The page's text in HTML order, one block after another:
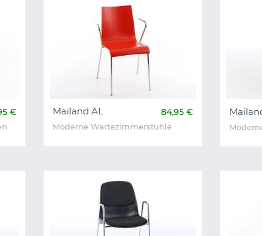
€ Mailand AL 84,95 €
Moderne Wartezimmerstühle